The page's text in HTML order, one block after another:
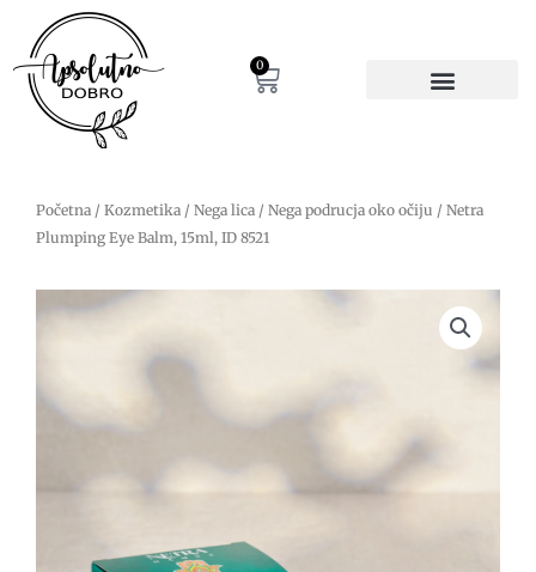
sadržaj
0
Cart
Početna / Kozmetika / Nega lica / Nega podrucja oko očiju / Netra
Plumping Eye Balm, 15ml, ID 8521